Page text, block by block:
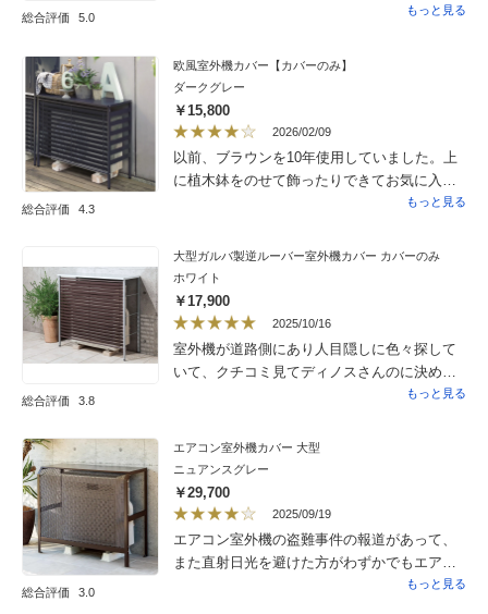
総合評価 5.0
もっと見る
総合評価 4.3
欧風室外機カバー【カバーのみ】
ダークグレー
￥15,800
2026/02/09
以前、ブラウンを10年使用していました。上
に植木鉢をのせて飾ったりできてお気に入り
だったのでリピート買いです。今回はダーク
収納とカラーが似ていてお揃いのように設置
できて満足！サイドパネルもセットで売って
くれればいいのにな〜と思ったので★マイナ
ス1。長く使えるいい商品だと思います。
もっと見る
総合評価 3.8
大型ガルバ製逆ルーバー室外機カバー カバーのみ
ホワイト
￥17,900
2025/10/16
室外機が道路側にあり人目隠しに色々探して
いて、クチコミ見てディノスさんのに決めま
した。結果オシャレです。室外機が起動して
くないし。ルーバーは下向きです。夏場に風
が篭らないかが心配ですが、、こちらで購入
して良かったです。
もっと見る
総合評価 3.0
エアコン室外機カバー 大型
ニュアンスグレー
￥29,700
2025/09/19
エアコン室外機の盗難事件の報道があって、
また直射日光を避けた方がわずかでもエアコ
ンの効率が上がると思って購入しました。デ
もっと見る